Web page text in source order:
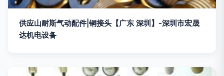
供应山耐斯气动配件|铜接头【广东 深圳】-深圳市宏晟
达机电设备